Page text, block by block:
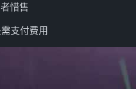
惜售
支付费用